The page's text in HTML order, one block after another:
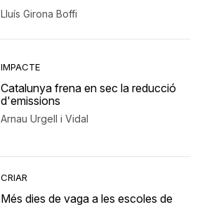
Lluís Girona Boffi
IMPACTE
Catalunya frena en sec la reducció
d'emissions
Arnau Urgell i Vidal
CRIAR
Més dies de vaga a les escoles de